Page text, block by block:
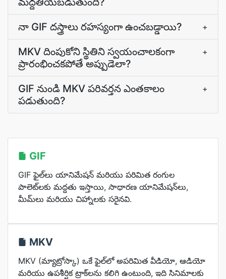
నా GIF దస్త్రాలు రహస్యంగా ఉంచబడ్డాయి? +
MKV దింపుకోని స్థితిని స్వయంచాలకంగా
ప్రారంభించకపోతే అప్పుడెలా?
+
GIF నుండి MKV పరివర్తన ఎంతకాలం
పడుతుంది?
+
GIF
GIF ఫైల్‌లు యానిమేషన్ మరియు పరిమిత రంగుల
పాలెట్‌లకు మద్దతు ఇస్తాయి, సాధారణ యానిమేషన్‌లు,
మీమ్‌లు మరియు చిహ్నాలకు సరైనవి.
MKV
MKV (మ్యాట్రోస్కా) ఒకే ఫైల్‌లో అపరిమిత వీడియో, ఆడియో
మరియు ఉపశీర్షిక ట్రాక్‌లను కలిగి ఉంటుంది, ఇది సినిమాలకు